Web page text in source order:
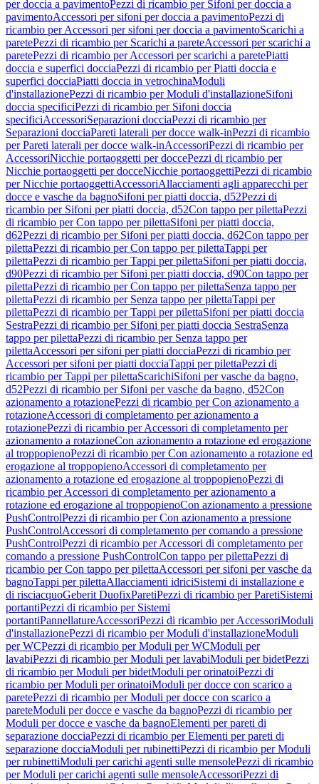
per doccia a pavimentoPezzi di ricambio per Sifoni per doccia a
pavimentoAccessori per sifoni per doccia a pavimentoPezzi di
ricambio per Accessori per sifoni per doccia a pavimentoScarichi a
paretePezzi di ricambio per Scarichi a pareteAccessori per scarichi a
paretePezzi di ricambio per Accessori per scarichi a paretePiatti
doccia e superfici docciaPezzi di ricambio per Piatti doccia e
superfici docciaPiatti doccia in vetrochinaModuli
d'installazionePezzi di ricambio per Moduli d'installazioneSifoni
doccia specificiPezzi di ricambio per Sifoni doccia
specificiAccessoriSeparazioni docciaPezzi di ricambio per
Separazioni docciaPareti laterali per docce walk-inPezzi di ricambio
per Pareti laterali per docce walk-inAccessoriPezzi di ricambio per
AccessoriNicchie portaoggetti per doccePezzi di ricambio per
Nicchie portaoggetti per docceNicchie portaoggettiPezzi di ricambio
per Nicchie portaoggettiAccessoriAllacciamenti agli apparecchi per
docce e vasche da bagnoSifoni per piatti doccia, d52Pezzi di
ricambio per Sifoni per piatti doccia, d52Con tappo per pilettaPezzi
di ricambio per Con tappo per pilettaSifoni per piatti doccia,
d62Pezzi di ricambio per Sifoni per piatti doccia, d62Con tappo per
pilettaPezzi di ricambio per Con tappo per pilettaTappi per
pilettaPezzi di ricambio per Tappi per pilettaSifoni per piatti doccia,
d90Pezzi di ricambio per Sifoni per piatti doccia, d90Con tappo per
pilettaPezzi di ricambio per Con tappo per pilettaSenza tappo per
pilettaPezzi di ricambio per Senza tappo per pilettaTappi per
pilettaPezzi di ricambio per Tappi per pilettaSifoni per piatti doccia
SestraPezzi di ricambio per Sifoni per piatti doccia SestraSenza
tappo per pilettaPezzi di ricambio per Senza tappo per
pilettaAccessori per sifoni per piatti docciaPezzi di ricambio per
Accessori per sifoni per piatti docciaTappi per pilettaPezzi di
ricambio per Tappi per pilettaScarichiSifoni per vasche da bagno,
d52Pezzi di ricambio per Sifoni per vasche da bagno, d52Con
azionamento a rotazionePezzi di ricambio per Con azionamento a
rotazioneAccessori di completamento per azionamento a
rotazionePezzi di ricambio per Accessori di completamento per
azionamento a rotazioneCon azionamento a rotazione ed erogazione
al troppopienoPezzi di ricambio per Con azionamento a rotazione ed
erogazione al troppopienoAccessori di completamento per
azionamento a rotazione ed erogazione al troppopienoPezzi di
ricambio per Accessori di completamento per azionamento a
rotazione ed erogazione al troppopienoCon azionamento a pressione
PushControlPezzi di ricambio per Con azionamento a pressione
PushControlAccessori di completamento per comando a pressione
PushControlPezzi di ricambio per Accessori di completamento per
comando a pressione PushControlCon tappo per pilettaPezzi di
ricambio per Con tappo per pilettaAccessori per sifoni per vasche da
bagnoTappi per pilettaAllacciamenti idriciSistemi di installazione e
di risciacquoGeberit DuofixParetiPezzi di ricambio per ParetiSistemi
portantiPezzi di ricambio per Sistemi
portantiPannellatureAccessoriPezzi di ricambio per AccessoriModuli
d'installazionePezzi di ricambio per Moduli d'installazioneModuli
per WCPezzi di ricambio per Moduli per WCModuli per
lavabiPezzi di ricambio per Moduli per lavabiModuli per bidetPezzi
di ricambio per Moduli per bidetModuli per orinatoiPezzi di
ricambio per Moduli per orinatoiModuli per docce con scarico a
paretePezzi di ricambio per Moduli per docce con scarico a
pareteModuli per docce e vasche da bagnoPezzi di ricambio per
Moduli per docce e vasche da bagnoElementi per pareti di
separazione docciaPezzi di ricambio per Elementi per pareti di
separazione docciaModuli per rubinettiPezzi di ricambio per Moduli
per rubinettiModuli per carichi agenti sulle mensolePezzi di ricambio
per Moduli per carichi agenti sulle mensoleAccessoriPezzi di